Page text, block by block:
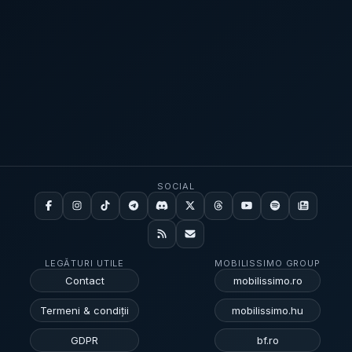
implicit volumul de muncă ce ar fi fost făcut în țara
de origine. Un exemplu din text: Renault a anunțat
deschiderea unui centru de inginerie în China în
2025 pentru dezvoltarea noului Twingo electric, iar
temerea exprimată este că, simultan cu reduceri de
posturi în Franța sau România, efectivele ar putea
crește în India (la centrul din Madras). Rolul
inteligenței artificiale: risc pe termen scurt și
problemă de formare pe termen lung Pe lângă
LEGĂTURI UTILE
Contact
Termeni & condiții
GDPR
SOCIAL
MOBILISSIMO GROUP
mobilissimo.ro
mobilissimo.hu
bf.ro